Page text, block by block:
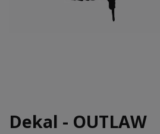
Dekal - OUTLAW